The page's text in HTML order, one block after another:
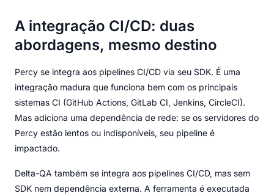
A integração CI/CD: duas
abordagens, mesmo destino
Percy se integra aos pipelines CI/CD via seu SDK. É uma
integração madura que funciona bem com os principais
sistemas CI (GitHub Actions, GitLab CI, Jenkins, CircleCI).
Mas adiciona uma dependência de rede: se os servidores do
Percy estão lentos ou indisponíveis, seu pipeline é
impactado.
Delta-QA também se integra aos pipelines CI/CD, mas sem
SDK nem dependência externa. A ferramenta é executada